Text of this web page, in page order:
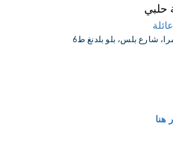
حلبي
شارع بلس، بلو بلدنغ ط6
هنا